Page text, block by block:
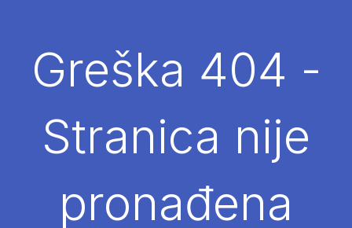
NAJAMGreška 404 -
Stranica nije
pronađena